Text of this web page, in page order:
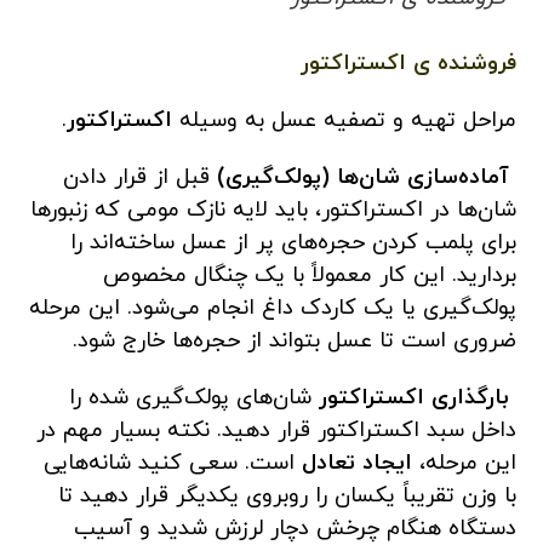
فروشنده ی اکستراکتور
مراحل تهیه و تصفیه عسل به وسیله اکستراکتور.
آماده‌سازی شان‌ها (پولک‌گیری) قبل از قرار دادن
شان‌ها در اکستراکتور، باید لایه نازک مومی که زنبورها
برای پلمب کردن حجره‌های پر از عسل ساخته‌اند را
بردارید. این کار معمولاً با یک چنگال مخصوص
پولک‌گیری یا یک کاردک داغ انجام می‌شود. این مرحله
ضروری است تا عسل بتواند از حجره‌ها خارج شود.
بارگذاری اکستراکتور شان‌های پولک‌گیری شده را
داخل سبد اکستراکتور قرار دهید. نکته بسیار مهم در
این مرحله، ایجاد تعادل است. سعی کنید شانه‌هایی
با وزن تقریباً یکسان را روبروی یکدیگر قرار دهید تا
دستگاه هنگام چرخش دچار لرزش شدید و آسیب